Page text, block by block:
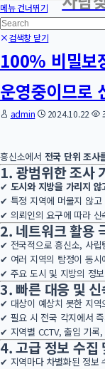
메뉴 건너뛰기
검색창 닫기
100% 비밀보
운영중이므로
admin 2024.10.22
흥신소에서 전국 단위 조사
1. 광범위한 조사
✔ 도시와 지방을 가리지 않
✔ 특정 지역에 머물지 않고
✔ 의뢰인의 요구에 따라 신
2. 네트워크 활용
✔ 전국적으로 흥신소, 사립
✔ 여러 지역의 탐정이 동시
✔ 주요 도시 및 지방의 정
3. 빠른 대응 및
✔ 대상이 예상치 못한 지역
✔ 필요 시 전국 각지에서
✔ 지역별 CCTV, 출입 기록
4. 고급 정보 수집
✔ 지역마다 차별화된 정보